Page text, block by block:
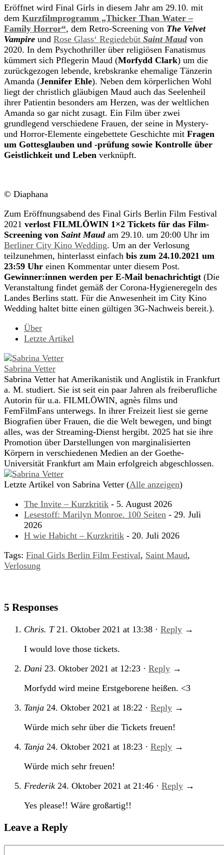
Eröffnet wird Final Girls in diesem Jahr am 29.10. mit
dem Kurzfilmprogramm „Thicker Than Water –
Family Horror“, dem Retro-Screening von The Velvet
Vampire und Rose Glass‘ Regiedebüt Saint Maud von
2020. In dem Psychothriller über religiösen Fanatismus
kümmert sich Pflegerin Maud (Morfydd Clark) um die
zurückgezogen lebende, krebskranke ehemalige Tänzerin
Amanda (Jennifer Ehle). Neben dem körperlichen Wohl
liegt der christlich gläubigen Maud auch das Seelenheil
ihrer Patientin besonders am Herzen, was der weltlichen
Amanda so gar nicht zusagt. Ein Film über zwei
grundlegend verschiedene Frauen, der seine in Mystery-
und Horror-Elemente eingebettete Geschichte mit Fragen
um Gottesglauben und -prüfung sowie Kontrolle über
Geistlichkeit und Leben verknüpft.
© Diaphana
Zum Eröffnungsabend des Final Girls Berlin Film Festival
2021 verlost FILMLÖWIN 1×2 Tickets für das Film-
Screening von Saint Maudam 29.10. um 20:00 Uhr im
Berliner City Kino Wedding. Um an der Verlosung
teilzunehmen, hinterlasst einfach bis zum 24.10.2021 um
23:59 Uhr einen Kommentar unter diesem Post.
Gewinner:innen werden per E-Mail benachrichtigt (Die
Veranstaltung findet gemäß der Corona-Hygieneregeln des
Landes Berlins statt. Für die Anwesenheit im City Kino
Wedding haltet bitte einen gültigen 3G-Nachweis bereit.).
Über
Letzte Artikel
Sabrina Vetter
Sabrina Vetter hat Amerikanistik und Anglistik in Frankfurt
a. M. studiert. Sie ist seit ein paar Jahren als freiberufliche
Autorin für u.a. FILMLÖWIN, agnès films und
FemFilmFans unterwegs. In ihrer Freizeit liest sie gerne
Biografien über Frauen, die die Welt bewegen, und bingt
alles, was der Streaming-Dienst hergibt. 2025 hat sie ihre
Promotion über Darstellungen von marginalisierten
Körpern in verschiedenen Medien an der Goethe-
Universität Frankfurt am Main erfolgreich abgeschlossen.
Letzte Artikel von Sabrina Vetter (Alle anzeigen)
The Invite – Kurzkritik - 5. August 2026
Lesestoff: Marilyn Monroe. 100 Seiten - 29. Juli
2026
H wie Habicht – Kurzkritik - 20. Juli 2026
Tags: Final Girls Berlin Film Festival, Saint Maud,
Verlosung
5 Responses
Chris. T 21. Oktober 2021 at 13:38 · Reply →
I would love those tickets.
Dani 23. Oktober 2021 at 12:23 · Reply →
Morfydd wird meine Erstgeborene heißen. <3
Tanja 24. Oktober 2021 at 18:22 · Reply →
Würde mich sehr über die Tickets freuen!
Tanja 24. Oktober 2021 at 18:23 · Reply →
Würde mich sehr freuen!
Frederik 24. Oktober 2021 at 21:46 · Reply →
Yes please!! Wäre großartig!!
Leave a Reply